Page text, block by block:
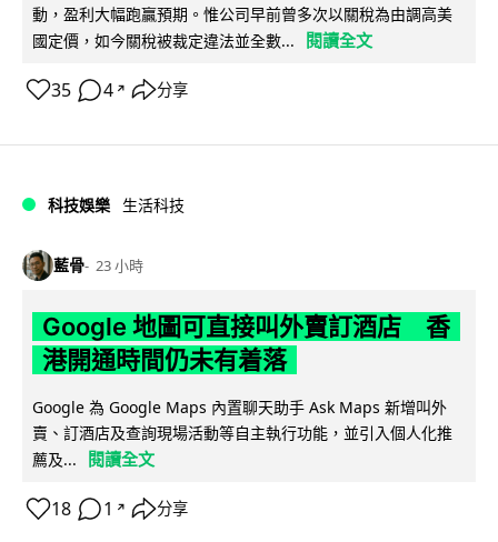
動，盈利大幅跑贏預期。惟公司早前曾多次以關稅為由調高美
國定價，如今關稅被裁定違法並全數...
閱讀全文
35 4 ↗ 分享
科技娛樂 生活科技
藍骨 23 小時
Google 地圖可直接叫外賣訂酒店 香
港開通時間仍未有着落
Google 為 Google Maps 內置聊天助手 Ask Maps 新增叫外
賣、訂酒店及查詢現場活動等自主執行功能，並引入個人化推
薦及...
閱讀全文
18 1 ↗ 分享